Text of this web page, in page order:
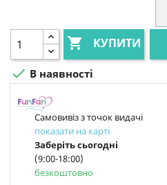
 КУПИТИ
 В наявності
Самовивіз з точок видачі
показати на карті
Заберіть сьогодні
(9:00-18:00)
безкоштовно